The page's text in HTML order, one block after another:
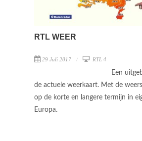
RTL WEER
29 Juli 2017 RTL 4
Een
de actuele weerkaart. Met de
op de korte en langere termijn in
Europa.